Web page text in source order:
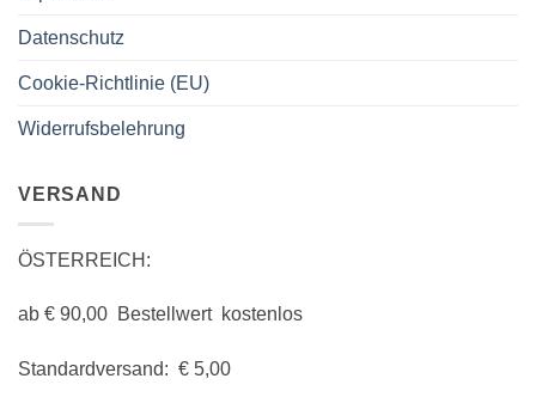
Datenschutz
Cookie-Richtlinie (EU)
Widerrufsbelehrung
VERSAND
ÖSTERREICH:
ab € 90,00 Bestellwert kostenlos
Standardversand: € 5,00